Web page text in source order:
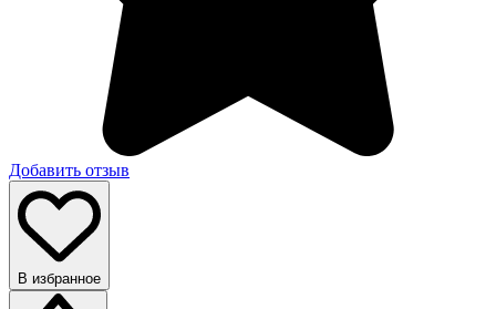
Добавить отзыв
В избранное